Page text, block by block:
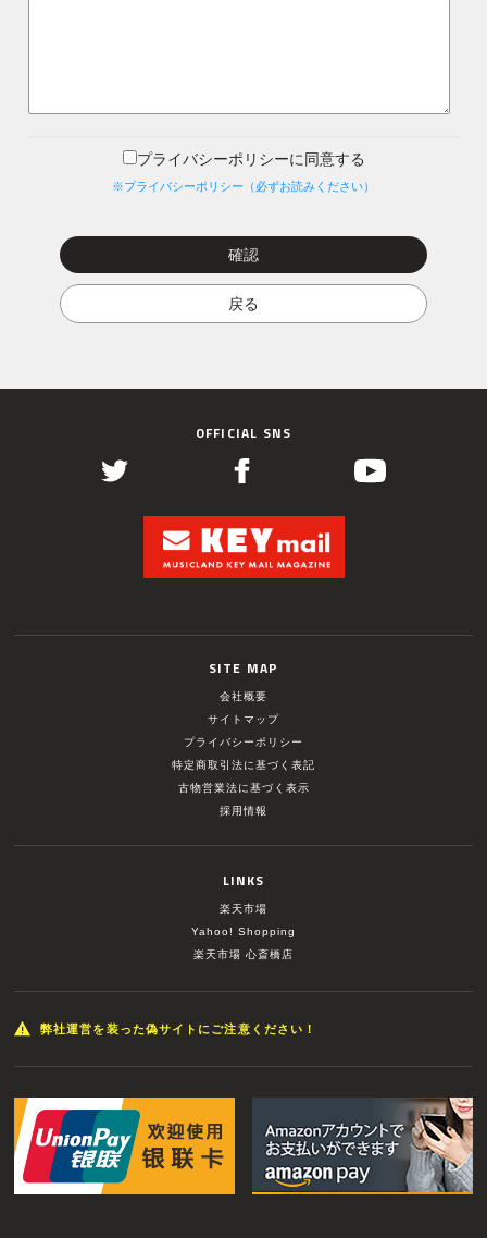
プライバシーポリシーに同意する
※プライバシーポリシー（必ずお読みください）
OFFICIAL SNS
SITE MAP
会社概要
サイトマップ
プライバシーポリシー
特定商取引法に基づく表記
古物営業法に基づく表示
採用情報
LINKS
楽天市場
Yahoo! Shopping
楽天市場 心斎橋店
弊社運営を装った偽サイトにご注意ください！